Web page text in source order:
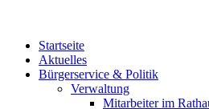
Startseite
Aktuelles
Bürgerservice & Politik
Verwaltung
Mitarbeiter im